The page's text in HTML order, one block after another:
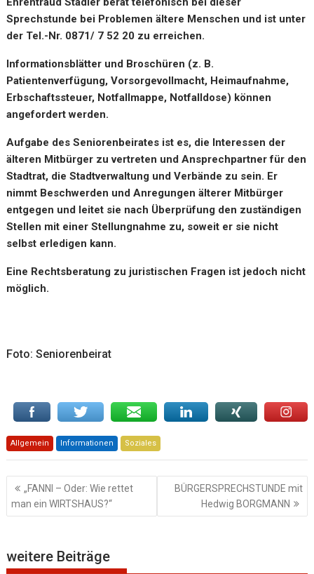
Sprechstunde bei Problemen ältere Menschen und ist unter
der Tel.-Nr. 0871/ 7 52 20 zu erreichen.
Informationsblätter und Broschüren (z. B.
Patientenverfügung, Vorsorgevollmacht, Heimaufnahme,
Erbschaftssteuer, Notfallmappe, Notfalldose) können
angefordert werden.
Aufgabe des Seniorenbeirates ist es, die Interessen der
älteren Mitbürger zu vertreten und Ansprechpartner für den
Stadtrat, die Stadtverwaltung und Verbände zu sein. Er
nimmt Beschwerden und Anregungen älterer Mitbürger
entgegen und leitet sie nach Überprüfung den zuständigen
Stellen mit einer Stellungnahme zu, soweit er sie nicht
selbst erledigen kann.
Eine Rechtsberatung zu juristischen Fragen ist jedoch nicht
möglich.
Foto: Seniorenbeirat
Allgemein Informationen Soziales
Beitragsnavigation
„FANNI – Oder: Wie rettet
man ein WIRTSHAUS?“
BÜRGERSPRECHSTUNDE mit
Hedwig BORGMANN
weitere Beiträge